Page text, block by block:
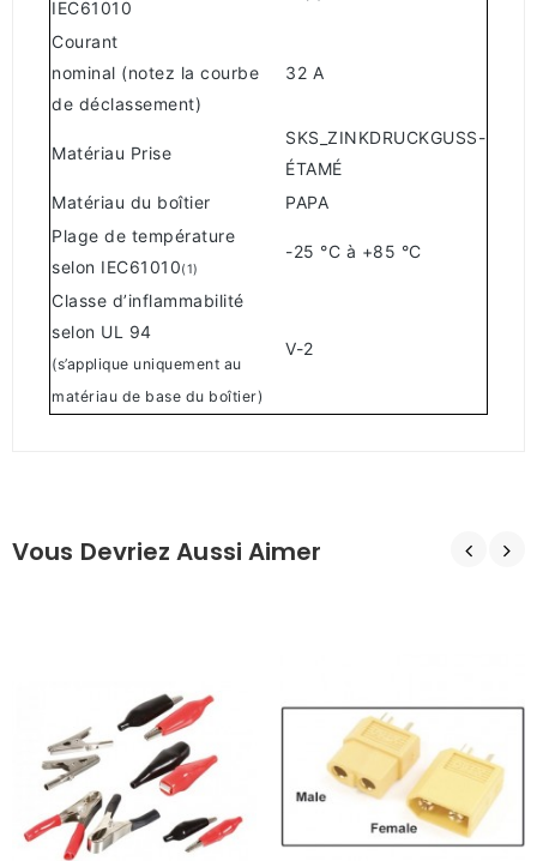
IEC61010
Courant
nominal (notez la courbe
de déclassement)
32 A
Matériau Prise
SKS_ZINKDRUCKGUSS-
ÉTAMÉ
Matériau du boîtier
PAPA
Plage de température
selon IEC61010(1)
-25 °C à +85 °C
Classe d’inflammabilité
selon UL 94
(s’applique uniquement au
matériau de base du boîtier)
V-2
Vous Devriez Aussi Aimer